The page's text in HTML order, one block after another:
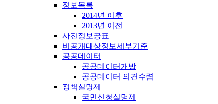
정보목록
2014년 이후
2013년 이전
사전정보공표
비공개대상정보세부기준
공공데이터
공공데이터개방
공공데이터 의견수렴
정책실명제
국민신청실명제